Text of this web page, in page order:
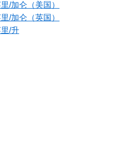
/加仑（美国）
/加仑（英国）
/升